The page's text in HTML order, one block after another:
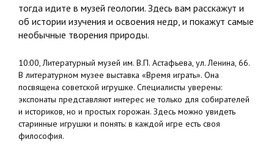
тогда идите в музей геологии. Здесь вам расскажут и
об истории изучения и освоения недр, и покажут самые
необычные творения природы.
10:00, Литературный музей им. В.П. Астафьева, ул. Ленина, 66.
В литературном музее выставка «Время играть». Она
посвящена советской игрушке. Специалисты уверены:
экспонаты представляют интерес не только для собирателей
и историков, но и простых горожан. Здесь можно увидеть
старинные игрушки и понять: в каждой игре есть своя
философия.